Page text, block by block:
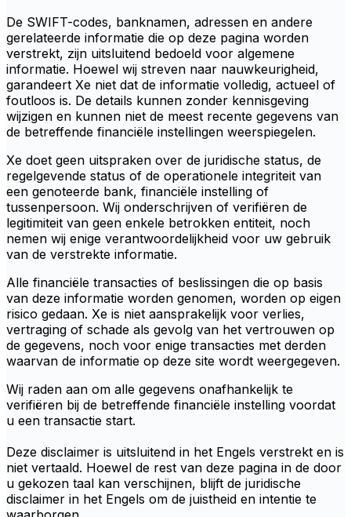
De SWIFT-codes, banknamen, adressen en andere
gerelateerde informatie die op deze pagina worden
verstrekt, zijn uitsluitend bedoeld voor algemene
informatie. Hoewel wij streven naar nauwkeurigheid,
garandeert Xe niet dat de informatie volledig, actueel of
foutloos is. De details kunnen zonder kennisgeving
wijzigen en kunnen niet de meest recente gegevens van
de betreffende financiële instellingen weerspiegelen.
Xe doet geen uitspraken over de juridische status, de
regelgevende status of de operationele integriteit van
een genoteerde bank, financiële instelling of
tussenpersoon. Wij onderschrijven of verifiëren de
legitimiteit van geen enkele betrokken entiteit, noch
nemen wij enige verantwoordelijkheid voor uw gebruik
van de verstrekte informatie.
Alle financiële transacties of beslissingen die op basis
van deze informatie worden genomen, worden op eigen
risico gedaan. Xe is niet aansprakelijk voor verlies,
vertraging of schade als gevolg van het vertrouwen op
de gegevens, noch voor enige transacties met derden
waarvan de informatie op deze site wordt weergegeven.
Wij raden aan om alle gegevens onafhankelijk te
verifiëren bij de betreffende financiële instelling voordat
u een transactie start.
Deze disclaimer is uitsluitend in het Engels verstrekt en is
niet vertaald. Hoewel de rest van deze pagina in de door
u gekozen taal kan verschijnen, blijft de juridische
disclaimer in het Engels om de juistheid en intentie te